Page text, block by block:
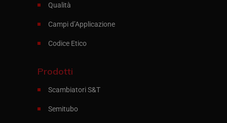
Qualità
Campi d’Applicazione
Codice Etico
Prodotti
Scambiatori S&T
Semitubo